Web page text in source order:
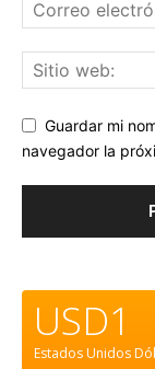
Guardar mi
navegador la
USD1
Estados Unidos